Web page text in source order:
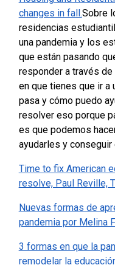
changes in fall.Sobre
residencias
una pandemia y los
que están pasando
responder a través
en que tienes que ir a
pasa y cómo puedo
resolver eso porque
es que podemos
ayudarles y conseguir
Time to fix American
resolve, Paul Reville,
Nuevas formas de
pandemia por Melina
3 formas en que la
remodelar la